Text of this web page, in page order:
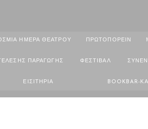
ΗΜΕΡΑ ΘΕΑΤΡΟΥ ΠΡΩΤΟΠΟΡΕΙΝ
ΠΑΡΑΓΩΓΗΣ ΦΕΣΤΙΒΑΛ
ΕΙΣΙΤΗΡΙΑ BOOKBAR-